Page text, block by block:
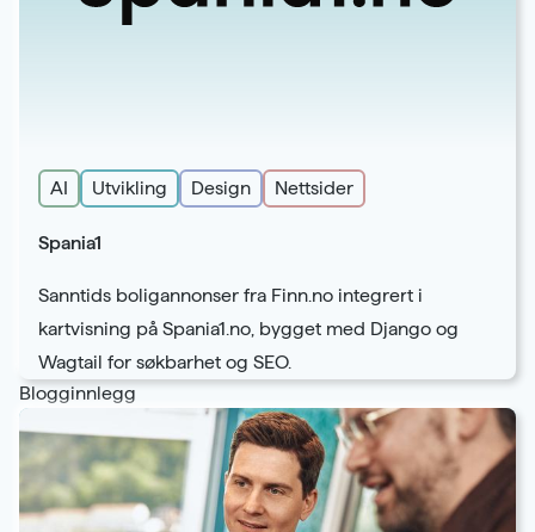
AI Utvikling Design Nettsider
Spania1
Sanntids boligannonser fra Finn.no integrert i
kartvisning på Spania1.no, bygget med Django og
Wagtail for søkbarhet og SEO.
Blogginnlegg